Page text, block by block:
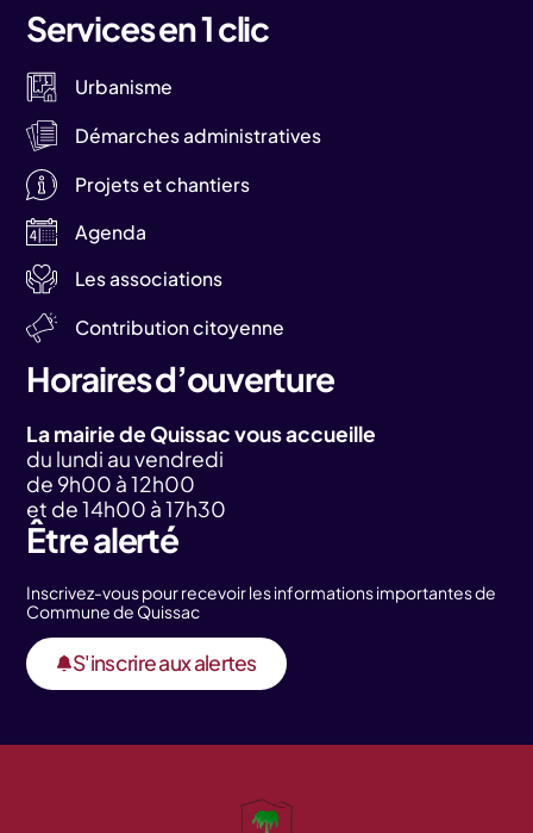
Services en 1 clic
Urbanisme
Démarches administratives
Projets et chantiers
Agenda
Les associations
Contribution citoyenne
Horaires d’ouverture
La mairie de Quissac vous accueille
du lundi au vendredi
de 9h00 à 12h00
et de 14h00 à 17h30
Être alerté
Inscrivez-vous pour recevoir les informations importantes de
Commune de Quissac
S'inscrire aux alertes